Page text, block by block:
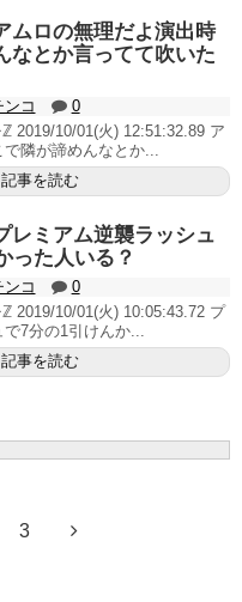
ムロの無理だよ演出時
なとか言ってて吹いた
ンコ
0
2019/10/01(火) 12:51:32.89 ア
隣が諦めんなとか...
記事を読む
レミアム逆襲ラッシュ
った人いる？
ンコ
0
2019/10/01(火) 10:05:43.72 プ
7分の1引けんか...
記事を読む
3